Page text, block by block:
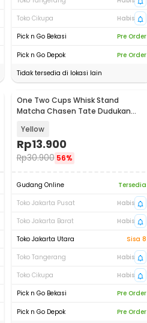
Toko Cikupa
Habis
Pick n Go Bekasi
Pre Order
Pick n Go Depok
Pre Order
Tidak tersedia di lokasi lain
One Two Cups Whisk Stand
Matcha Chasen Tate Dudukan
Yellow
Rp13.900
Rp30.900 56%
Gudang Online
Tersedia
Toko Jakarta Pusat
Habis
Toko Jakarta Barat
Habis
Toko Jakarta Utara
Sisa 8
Toko Tangerang
Habis
Toko Cikupa
Habis
Pick n Go Bekasi
Pre Order
Pick n Go Depok Pre Order